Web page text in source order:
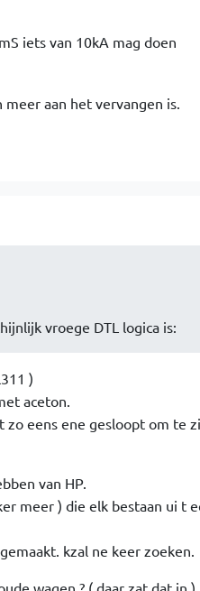
iets van 10kA mag doen
aan het vervangen is.
vroege DTL logica is:
)
aceton.
eens ene gesloopt om te
van HP.
meer ) die elk bestaan ui t
kzal ne keer zoeken.
wagen ? ( daar zat dat in )